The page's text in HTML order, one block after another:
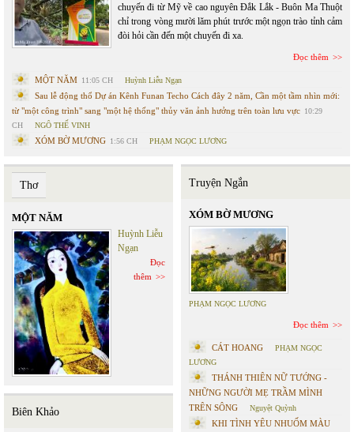
chuyến đi từ Mỹ về cao nguyên Đắk Lắk - Buôn Ma Thuột
chỉ trong vòng mười lăm phút trước một ngọn trào tỉnh cảm
đòi hỏi cần đến một chuyến đi xa.
Đọc thêm
MỘT NĂM 11:05 CH Huỳnh Liễu Ngạn
Sau lễ động thổ Dự án Kênh Funan Techo Cách đây 2 năm, Cần một tầm nhìn mới:
từ "một công trình" sang "một hệ thống" thủy văn ảnh hưởng trên toàn lưu vực 10:29
CH
NGÔ THẾ VINH
XÓM BỜ MƯƠNG 1:56 CH PHẠM NGỌC LƯƠNG
Thơ
MỘT NĂM
Huỳnh Liễu
Ngạn
Đọc
thêm
Biên Khảo
Truyện Ngắn
XÓM BỜ MƯƠNG
PHẠM NGỌC LƯƠNG
Đọc thêm
CÁT HOANG
PHẠM NGỌC
LƯƠNG
THÁNH THIÊN NỮ TƯỚNG -
NHỮNG NGƯỜI MẸ TRẦM MÌNH
TRÊN SÔNG
Nguyệt Quỳnh
KHI TÌNH YÊU NHUỐM MÀU